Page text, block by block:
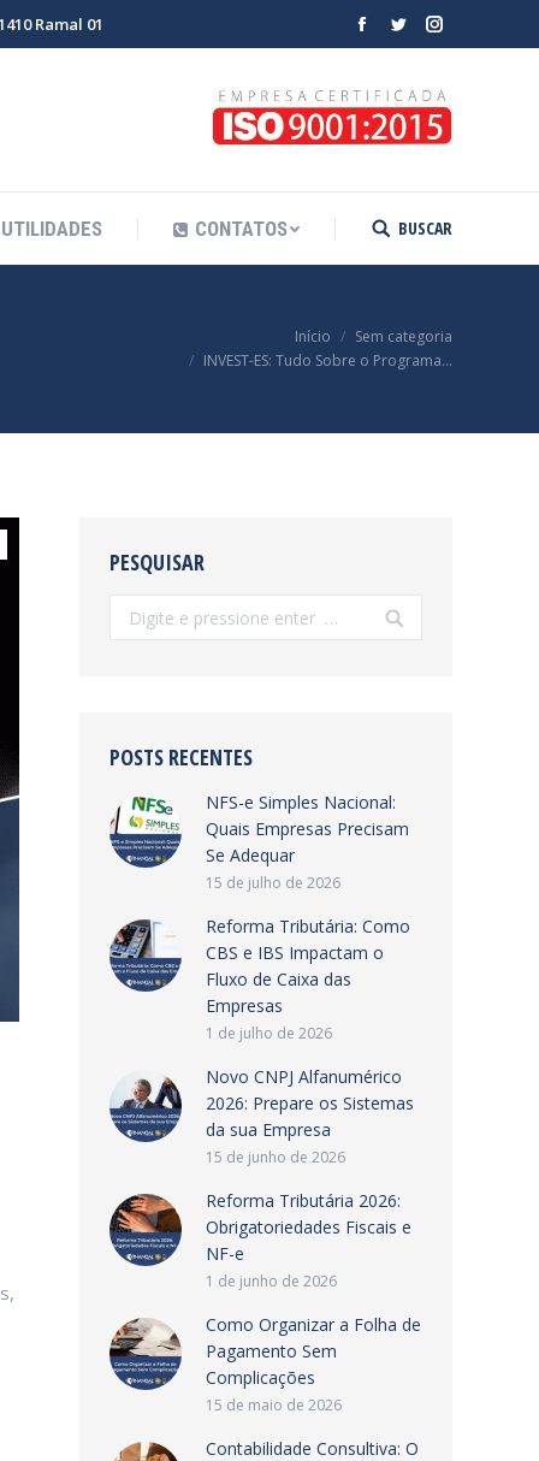
Ramal 01
Facebook
TwitterInstagram
UTILIDADES CONTATOS Search:
BUSCAR
Início
Sem categoria
INVEST-ES: Tudo Sobre o Programa…
PESQUISAR
Search:
POSTS RECENTES
NFS-e Simples Nacional:
Quais Empresas Precisam
Se Adequar
15 de julho de 2026
Reforma Tributária: Como
CBS e IBS Impactam o
Fluxo de Caixa das
Empresas
1 de julho de 2026
Novo CNPJ Alfanumérico
2026: Prepare os Sistemas
da sua Empresa
15 de junho de 2026
Reforma Tributária 2026:
Obrigatoriedades Fiscais e
NF-e
1 de junho de 2026
Como Organizar a Folha de
Pagamento Sem
Complicações
15 de maio de 2026
Contabilidade Consultiva: O